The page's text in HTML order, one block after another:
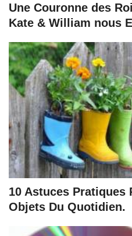
Une Couronne des
Kate & William nous
10 Astuces Pratiques
Objets Du Quotidien.